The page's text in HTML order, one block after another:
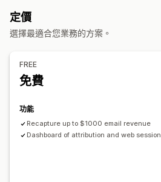
自動化行銷活動
網紅和聯盟夥伴 像素管理
成效追蹤
單次獲客成本
自動化工作流程
定價
選擇最適合您業務的方案。
FREE
免費
功能
Recapture up to $1000 email revenue
Dashboard of attribution and web session